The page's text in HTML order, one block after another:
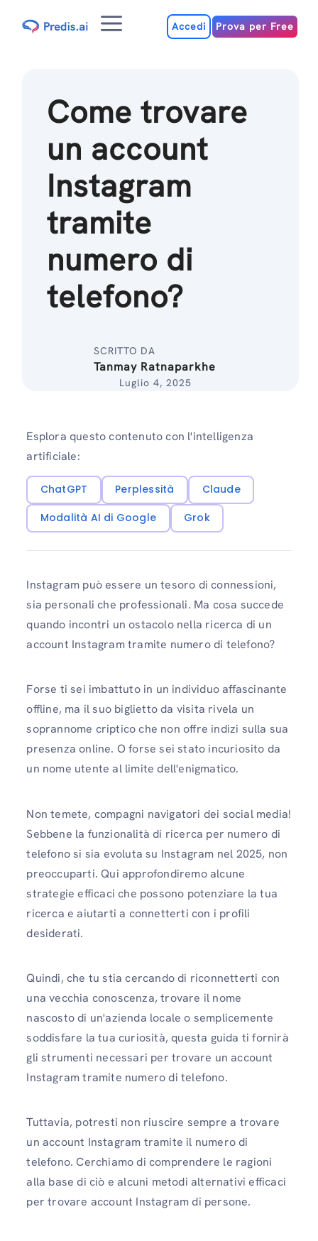
MenuAccedi Prova per Free
Come trovare
un account
Instagram
tramite
numero di
telefono?
SCRITTO DA
Tanmay Ratnaparkhe
Luglio 4, 2025
Esplora questo contenuto con l'intelligenza
artificiale:
ChatGPT Perplessità
Claude
Modalità AI di Google
Grok
Instagram può essere un tesoro di connessioni,
sia personali che professionali. Ma cosa succede
quando incontri un ostacolo nella ricerca di un
account Instagram tramite numero di telefono?
Forse ti sei imbattuto in un individuo affascinante
offline, ma il suo biglietto da visita rivela un
soprannome criptico che non offre indizi sulla sua
presenza online. O forse sei stato incuriosito da
un nome utente al limite dell'enigmatico.
Non temete, compagni navigatori dei social media!
Sebbene la funzionalità di ricerca per numero di
telefono si sia evoluta su Instagram nel 2025, non
preoccuparti. Qui approfondiremo alcune
strategie efficaci che possono potenziare la tua
ricerca e aiutarti a connetterti con i profili
desiderati.
Quindi, che tu stia cercando di riconnetterti con
una vecchia conoscenza, trovare il nome
nascosto di un'azienda locale o semplicemente
soddisfare la tua curiosità, questa guida ti fornirà
gli strumenti necessari per trovare un account
Instagram tramite numero di telefono.
Tuttavia, potresti non riuscire sempre a trovare
un account Instagram tramite il numero di
telefono. Cerchiamo di comprendere le ragioni
alla base di ciò e alcuni metodi alternativi efficaci
per trovare account Instagram di persone.